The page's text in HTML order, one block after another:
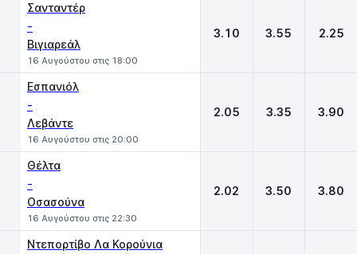
Σανταντέρ
-
Βιγιαρεάλ
16 Αυγούστου στις 18:00
3.10 3.55 2.25
Εσπανιόλ
-
Λεβάντε
16 Αυγούστου στις 20:00
2.05 3.35 3.90
Θέλτα
-
Οσασούνα
16 Αυγούστου στις 22:30
2.02 3.50 3.80
Ντεπορτίβο Λα Κορούνια